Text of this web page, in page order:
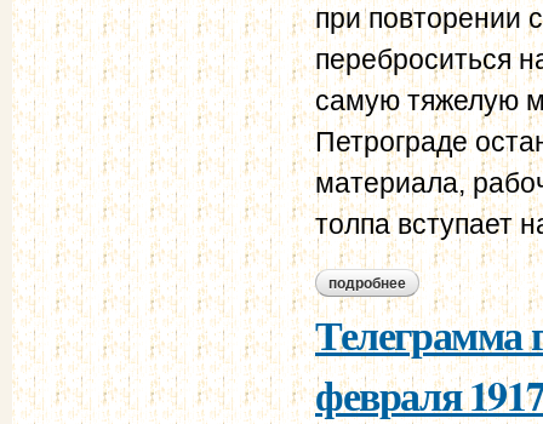
при повторении
переброситься
самую тяжелую
Петрограде
материала,
толпа вступает
подробнее о телеграмма
Телеграмма
февраля